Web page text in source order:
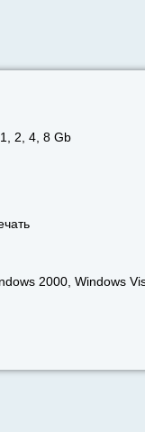
1, 2, 4, 8 Gb
2000, Windows